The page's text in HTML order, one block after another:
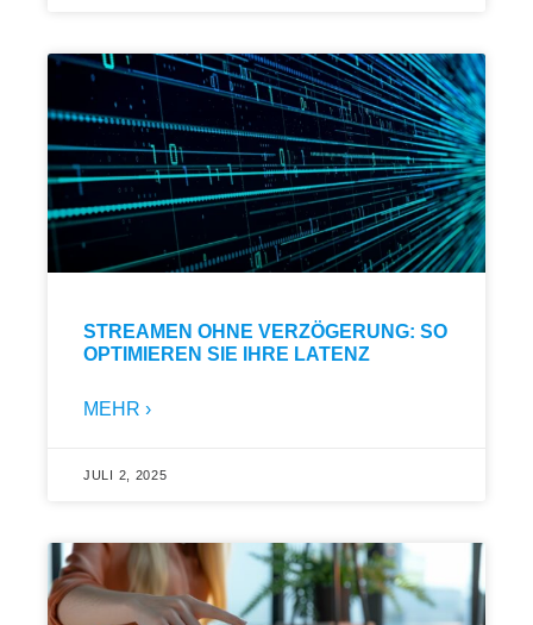
STREAMEN OHNE VERZÖGERUNG: SO
OPTIMIEREN SIE IHRE LATENZ
MEHR ›
JULI 2, 2025